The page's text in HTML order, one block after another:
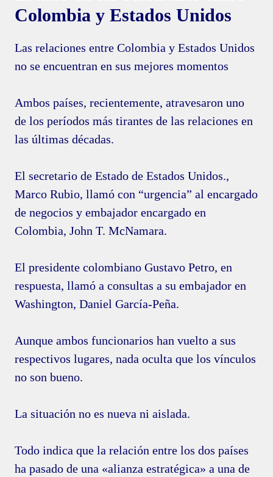
Colombia y Estados Unidos
Las relaciones entre Colombia y Estados Unidos
no se encuentran en sus mejores momentos
Ambos países, recientemente, atravesaron uno
de los períodos más tirantes de las relaciones en
las últimas décadas.
El secretario de Estado de Estados Unidos.,
Marco Rubio, llamó con “urgencia” al encargado
de negocios y embajador encargado en
Colombia, John T. McNamara.
El presidente colombiano Gustavo Petro, en
respuesta, llamó a consultas a su embajador en
Washington, Daniel García-Peña.
Aunque ambos funcionarios han vuelto a sus
respectivos lugares, nada oculta que los vínculos
no son bueno.
La situación no es nueva ni aislada.
Todo indica que la relación entre los dos países
ha pasado de una «alianza estratégica» a una de